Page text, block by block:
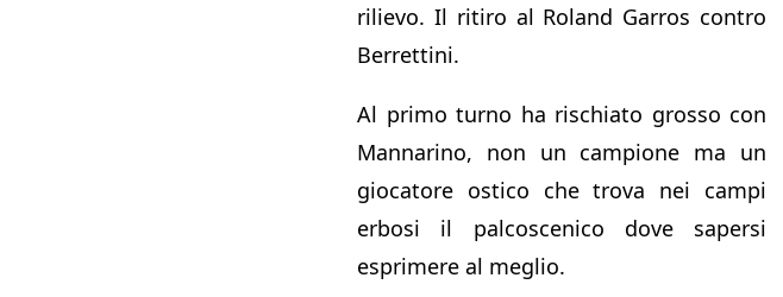
rilievo. Il ritiro al Roland Garros contro
Berrettini.
Al primo turno ha rischiato grosso con
Mannarino, non un campione ma un
giocatore ostico che trova nei campi
erbosi il palcoscenico dove sapersi
esprimere al meglio.